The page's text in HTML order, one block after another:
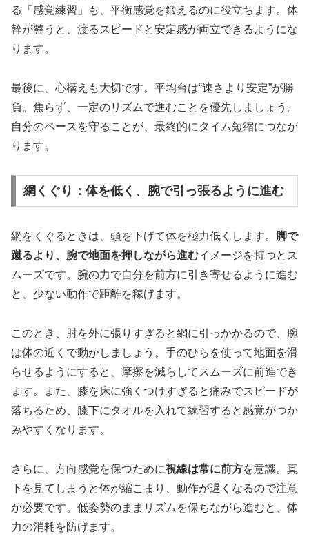
る「感覚練習」も、平衡感覚を鍛えるのに役立ちます。体
幹が整うと、渡るスピードと安定感が両立できるようにな
ります。
最後に、心構えも大切です。平均台は“速さより安定”が勝
負。焦らず、一定のリズムで進むことを優先しましょう。
自分のペースを守ることが、最終的にタイム短縮につなが
ります。
網くぐり：体を低く、腕で引っ張るように進む
網をくぐるときは、頭を下げて体を極力低くします。 脚で
蹴るより、腕で地面を押しながら進むイメージを持つとス
ムーズです。腕の力で自分を前方に引き寄せるように進む
と、少ない動作で距離を稼げます。
このとき、肘を外に張りすぎると網に引っかかるので、腕
は体の近くで動かしましょう。手のひらを使って地面を滑
らせるようにすると、摩擦を減らしてスムーズに前進でき
ます。また、膝を床に強くつけすぎると痛みでスピードが
落ちるため、膝下にタオルを入れて練習すると感覚がつか
みやすくなります。
さらに、方向感覚を保つために視線は常に前方を意識。真
下を見てしまうと体が縮こまり、動作が遅くなるので注意
が必要です。低姿勢のままリズムを保ちながら進むと、体
力の消耗を防げます。